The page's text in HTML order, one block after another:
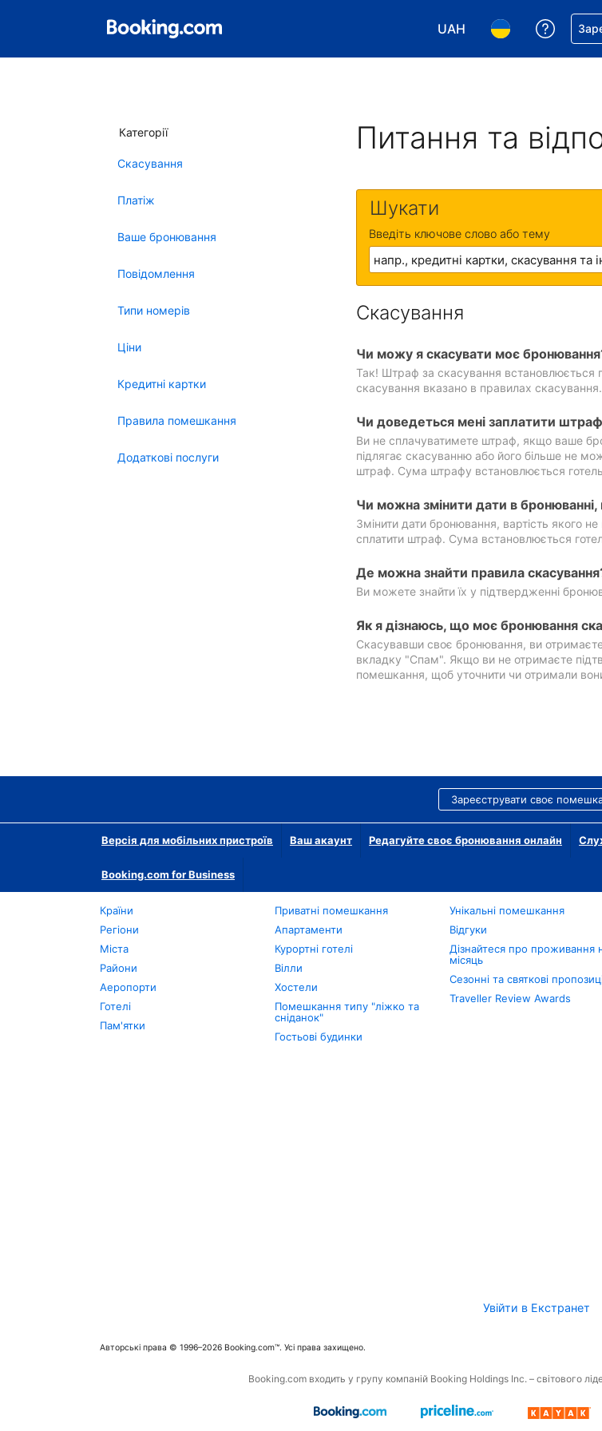
UAH
Виберіть валюту. Ваша
Виберіть мову.
Категорії
Скасування
Платіж
Ваше бронювання
Повідомлення
Типи номерів
Ціни
Кредитні картки
Правила помешкання
Додаткові послуги
Питання та
Шукати
Введіть ключове слово або тему
Скасування
Чи можу я скасувати моє
Так! Штраф за скасування встановлюється
скасування вказано в правилах скасування.
Чи доведеться мені заплатити
Ви не сплачуватимете штраф, якщо ваше
підлягає скасуванню або його більше не
штраф. Сума штрафу встановлюється
Чи можна змінити дати в бронюванні,
Змінити дати бронювання, вартість якого
сплатити штраф. Сума встановлюється
Де можна знайти правила
Ви можете знайти їх у підтвердженні
Як я дізнаюсь, що моє бронювання
Скасувавши своє бронювання, ви
вкладку "Спам". Якщо ви не отримаєте
помешкання, щоб уточнити чи отримали
Зареєструвати своє
Версія для мобільних пристроїв Ваш акаунт Редагуйте своє бронювання онлайн
Booking.com for Business
Країни
Регіони
Міста
Райони
Аеропорти
Готелі
Пам'ятки
Приватні помешкання
Апартаменти
Курортні готелі
Вілли
Хостели
Помешкання типу "ліжко та
сніданок"
Гостьові будинки
Унікальні помешкання
Відгуки
Дізнайтеся про проживання
місяць
Сезонні та святкові
Traveller Review Awards
Увійти в Екстранет
Авторські права © 1996–2026 Booking.com™. Усі права захищено.
Booking.com входить у групу компаній Booking Holdings Inc. – світового